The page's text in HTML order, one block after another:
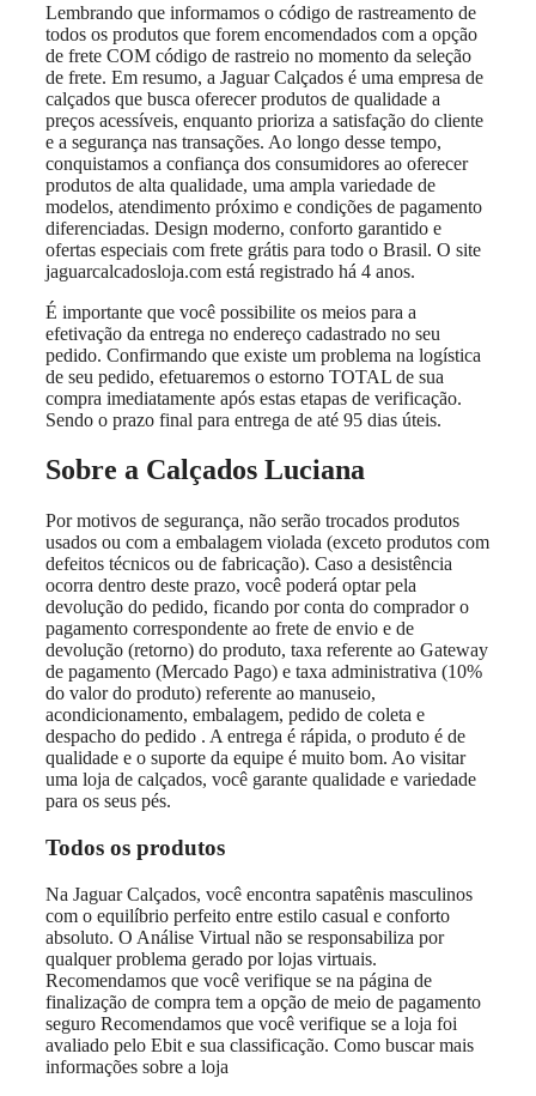
Lembrando que informamos o código de rastreamento de
todos os produtos que forem encomendados com a opção
de frete COM código de rastreio no momento da seleção
de frete. Em resumo, a Jaguar Calçados é uma empresa de
calçados que busca oferecer produtos de qualidade a
preços acessíveis, enquanto prioriza a satisfação do cliente
e a segurança nas transações. Ao longo desse tempo,
conquistamos a confiança dos consumidores ao oferecer
produtos de alta qualidade, uma ampla variedade de
modelos, atendimento próximo e condições de pagamento
diferenciadas. Design moderno, conforto garantido e
ofertas especiais com frete grátis para todo o Brasil. O site
jaguarcalcadosloja.com está registrado há 4 anos.
É importante que você possibilite os meios para a
efetivação da entrega no endereço cadastrado no seu
pedido. Confirmando que existe um problema na logística
de seu pedido, efetuaremos o estorno TOTAL de sua
compra imediatamente após estas etapas de verificação.
Sendo o prazo final para entrega de até 95 dias úteis.
Sobre a Calçados Luciana
Por motivos de segurança, não serão trocados produtos
usados ou com a embalagem violada (exceto produtos com
defeitos técnicos ou de fabricação). Caso a desistência
ocorra dentro deste prazo, você poderá optar pela
devolução do pedido, ficando por conta do comprador o
pagamento correspondente ao frete de envio e de
devolução (retorno) do produto, taxa referente ao Gateway
de pagamento (Mercado Pago) e taxa administrativa (10%
do valor do produto) referente ao manuseio,
acondicionamento, embalagem, pedido de coleta e
despacho do pedido . A entrega é rápida, o produto é de
qualidade e o suporte da equipe é muito bom. Ao visitar
uma loja de calçados, você garante qualidade e variedade
para os seus pés.
Todos os produtos
Na Jaguar Calçados, você encontra sapatênis masculinos
com o equilíbrio perfeito entre estilo casual e conforto
absoluto. O Análise Virtual não se responsabiliza por
qualquer problema gerado por lojas virtuais.
Recomendamos que você verifique se na página de
finalização de compra tem a opção de meio de pagamento
seguro Recomendamos que você verifique se a loja foi
avaliado pelo Ebit e sua classificação. Como buscar mais
informações sobre a loja